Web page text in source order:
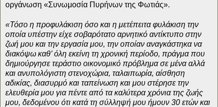
οργάνωση «Συνωμοσία Πυρήνων της Φωτιάς».
«Τόσο η προφυλάκιση όσο και η μετέπειτα φυλάκιση την
οποία υπέστην είχε σοβαρότατο αρνητικό αντίκτυπο στην
ζωή μου και την εργασία μου, την οποίαν αναγκάστηκα να
διακόψω καθ’ όλη εκείνη τη χρονική περίοδο, πράγμα που
δημιούργησε τεράστιο οικονομικό πρόβλημα σε μένα αλλά
και ανυπολόγιστη στενοχώρια, ταλαιπωρία, αίσθηση
αδικίας, διασυρμό και ταπείνωση και μου στέρησε την
ελευθερία μου για πέντε από τα καλύτερα χρόνια της ζωής
μου, δεδομένου ότι κατά τη σύλληψή μου ήμουν 30 ετών και